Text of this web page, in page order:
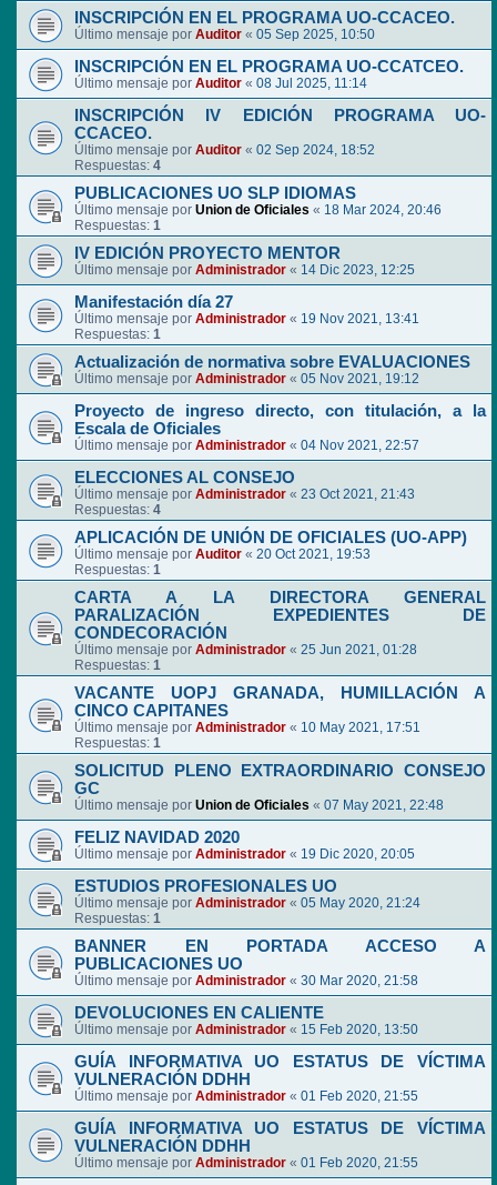
INSCRIPCIÓN EN EL PROGRAMA UO-CCACEO.
Último mensaje por Auditor « 05 Sep 2025, 10:50
INSCRIPCIÓN EN EL PROGRAMA UO-CCATCEO.
Último mensaje por Auditor « 08 Jul 2025, 11:14
INSCRIPCIÓN IV EDICIÓN PROGRAMA UO-
CCACEO.
Último mensaje por Auditor « 02 Sep 2024, 18:52
Respuestas: 4
PUBLICACIONES UO SLP IDIOMAS
Último mensaje por Union de Oficiales « 18 Mar 2024, 20:46
Respuestas: 1
IV EDICIÓN PROYECTO MENTOR
Último mensaje por Administrador « 14 Dic 2023, 12:25
Manifestación día 27
Último mensaje por Administrador « 19 Nov 2021, 13:41
Respuestas: 1
Actualización de normativa sobre EVALUACIONES
Último mensaje por Administrador « 05 Nov 2021, 19:12
Proyecto de ingreso directo, con titulación, a la
Escala de Oficiales
Último mensaje por Administrador « 04 Nov 2021, 22:57
ELECCIONES AL CONSEJO
Último mensaje por Administrador « 23 Oct 2021, 21:43
Respuestas: 4
APLICACIÓN DE UNIÓN DE OFICIALES (UO-APP)
Último mensaje por Auditor « 20 Oct 2021, 19:53
Respuestas: 1
CARTA A LA DIRECTORA GENERAL
PARALIZACIÓN EXPEDIENTES DE
CONDECORACIÓN
Último mensaje por Administrador « 25 Jun 2021, 01:28
Respuestas: 1
VACANTE UOPJ GRANADA, HUMILLACIÓN A
CINCO CAPITANES
Último mensaje por Administrador « 10 May 2021, 17:51
Respuestas: 1
SOLICITUD PLENO EXTRAORDINARIO CONSEJO
GC
Último mensaje por Union de Oficiales « 07 May 2021, 22:48
FELIZ NAVIDAD 2020
Último mensaje por Administrador « 19 Dic 2020, 20:05
ESTUDIOS PROFESIONALES UO
Último mensaje por Administrador « 05 May 2020, 21:24
Respuestas: 1
BANNER EN PORTADA ACCESO A
PUBLICACIONES UO
Último mensaje por Administrador « 30 Mar 2020, 21:58
DEVOLUCIONES EN CALIENTE
Último mensaje por Administrador « 15 Feb 2020, 13:50
GUÍA INFORMATIVA UO ESTATUS DE VÍCTIMA
VULNERACIÓN DDHH
Último mensaje por Administrador « 01 Feb 2020, 21:55
GUÍA INFORMATIVA UO ESTATUS DE VÍCTIMA
VULNERACIÓN DDHH
Último mensaje por Administrador « 01 Feb 2020, 21:55